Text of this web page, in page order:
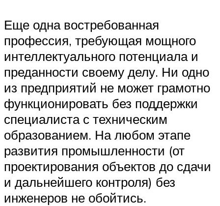
Еще одна востребованная
профессия, требующая мощного
интеллектуального потенциала и
преданности своему делу. Ни одно
из предприятий не может грамотно
функционировать без поддержки
специалиста с техническим
образованием. На любом этапе
развития промышленности (от
проектирования объектов до сдачи
и дальнейшего контроля) без
инженеров не обойтись.